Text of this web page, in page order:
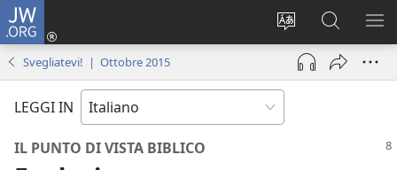
JW.ORG
Modificare
lingua
Accedi
(apre
nuova
finestra)
Cerca
in
JW.ORG
Svegliatevi! | Ottobre 2015
LEGGI IN
IL PUNTO DI VISTA BIBLICO